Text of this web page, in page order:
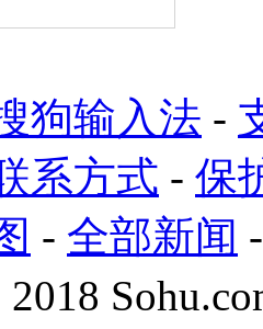
狗输入法 -
系方式 - 保
- 全部新闻
2018